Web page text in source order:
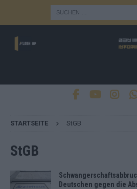
STARTSEITE StGB
StGB
Deutschen gegen die